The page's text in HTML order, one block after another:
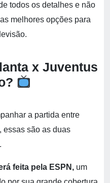
todos os detalhes e não
melhores opções para
x Juventus
a partida entre
, essas são as duas
feita pela ESPN, um